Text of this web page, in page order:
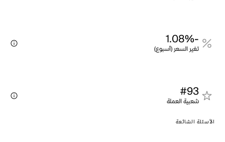
-1.08%
تغير السعر (أسبوع)
#93
شعبية العملة
الأسئلة الشائعة